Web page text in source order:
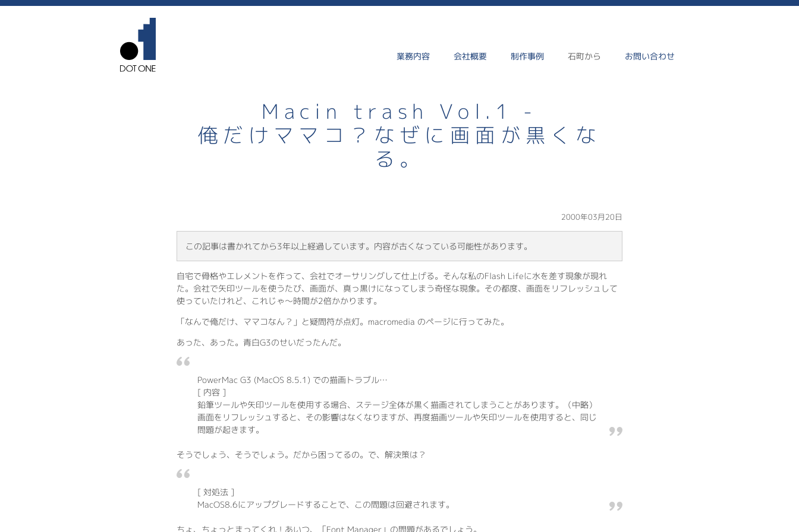
業務内容 会社概要 制作事例 石町から お問い合わせ
Macin trash Vol.1 -
俺だけママコ？なぜに画面が黒くな
る。
2000年03月20日
この記事は書かれてから3年以上経過しています。内容が古くなっている可能性があります。
自宅で骨格やエレメントを作って、会社でオーサリングして仕上げる。そんな私のFlash Lifeに水を差す現象が現れ
た。会社で矢印ツールを使うたび、画面が、真っ黒けになってしまう奇怪な現象。その都度、画面をリフレッシュして
使っていたけれど、これじゃ〜時間が2倍かかります。
「なんで俺だけ、ママコなん？」と疑問符が点灯。macromedia のページに行ってみた。
あった、あった。青白G3のせいだったんだ。
PowerMac G3 (MacOS 8.5.1) での描画トラブル…
[ 内容 ]
鉛筆ツールや矢印ツールを使用する場合、ステージ全体が黒く描画されてしまうことがあります。（中略）
画面をリフレッシュすると、その影響はなくなりますが、再度描画ツールや矢印ツールを使用すると、同じ
問題が起きます。
そうでしょう、そうでしょう。だから困ってるの。で、解決策は？
[ 対処法 ]
MacOS8.6にアップグレードすることで、この問題は回避されます。
ちょ、ちょっとまってくれ！あいつ、「Font Manager」の問題があるでしょう。